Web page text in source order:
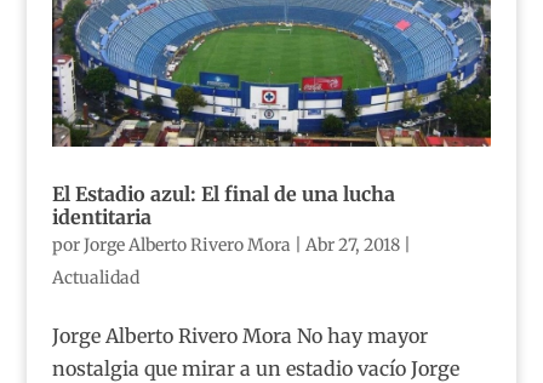
El Estadio azul: El final de una lucha
identitaria
porJorge Alberto Rivero Mora Abr 27, 2018|
Actualidad
Jorge Alberto Rivero Mora No hay mayor
nostalgia que mirar a un estadio vacío Jorge